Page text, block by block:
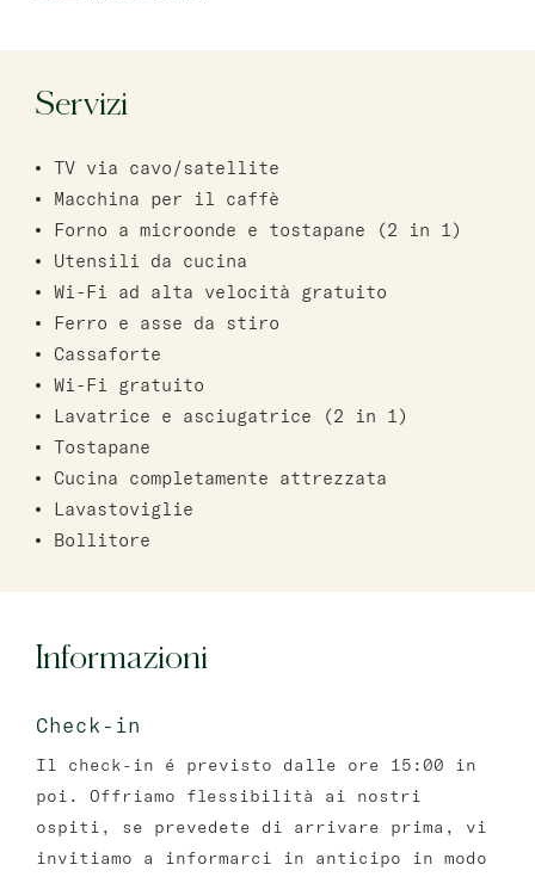
master Haifa
Servizi
TV via cavo/satellite
Macchina per il caffè
Forno a microonde e tostapane (2 in 1)
Utensili da cucina
Wi-Fi ad alta velocità gratuito
Ferro e asse da stiro
Cassaforte
Wi-Fi gratuito
Lavatrice e asciugatrice (2 in 1)
Tostapane
Cucina completamente attrezzata
Lavastoviglie
Bollitore
Informazioni
Check-in
Il check-in é previsto dalle ore 15:00 in
poi. Offriamo flessibilità ai nostri
ospiti, se prevedete di arrivare prima, vi
invitiamo a informarci in anticipo in modo